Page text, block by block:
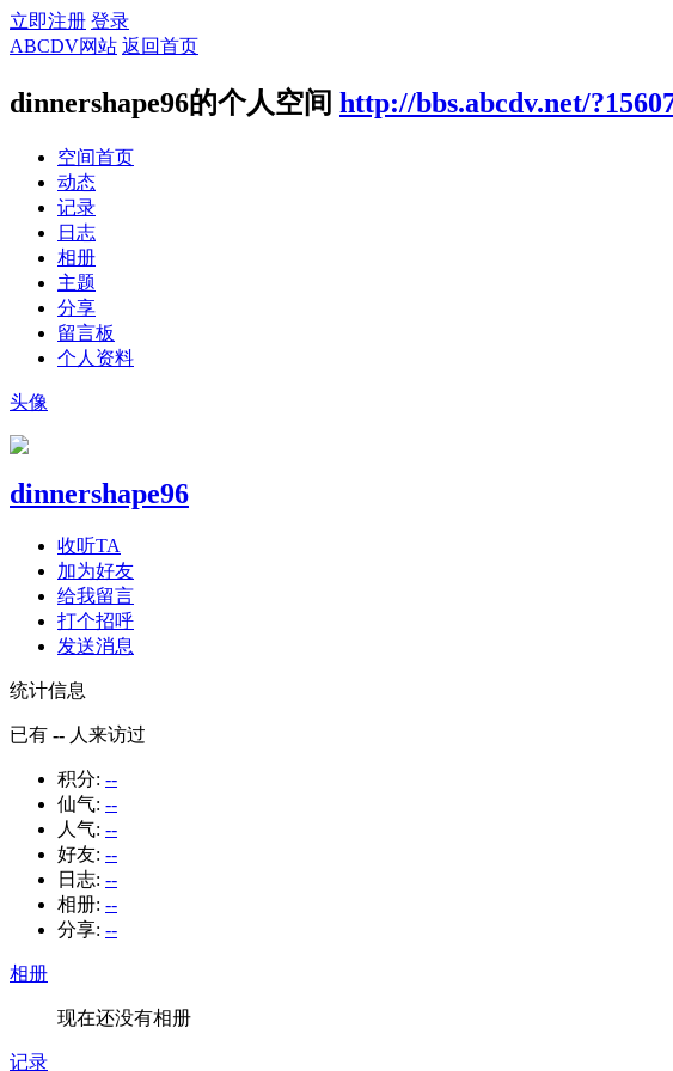
立即注册 登录
ABCDV网站 返回首页
dinnershape96的个人空间 http://bbs.abcdv.net/
空间首页
动态
记录
日志
相册
主题
分享
留言板
个人资料
头像
dinnershape96
收听TA
加为好友
给我留言
打个招呼
发送消息
统计信息
已有 -- 人来访过
积分: --
仙气: --
人气: --
好友: --
日志: --
相册: --
分享: --
相册
现在还没有相册
记录